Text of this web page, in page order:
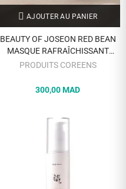
AJOUTER AU PANIER
BEAUTY OF JOSEON RED BEAN
MASQUE RAFRAÎCHISSANT
PORES 140 ML
PRODUITS COREENS
300,00 MAD